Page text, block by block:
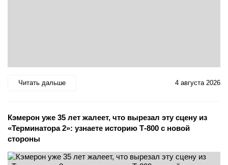
Читать дальше 4 августа 2026
Кэмерон уже 35 лет жалеет, что вырезал эту сцену из
«Терминатора 2»: узнаете историю Т-800 с новой
стороны